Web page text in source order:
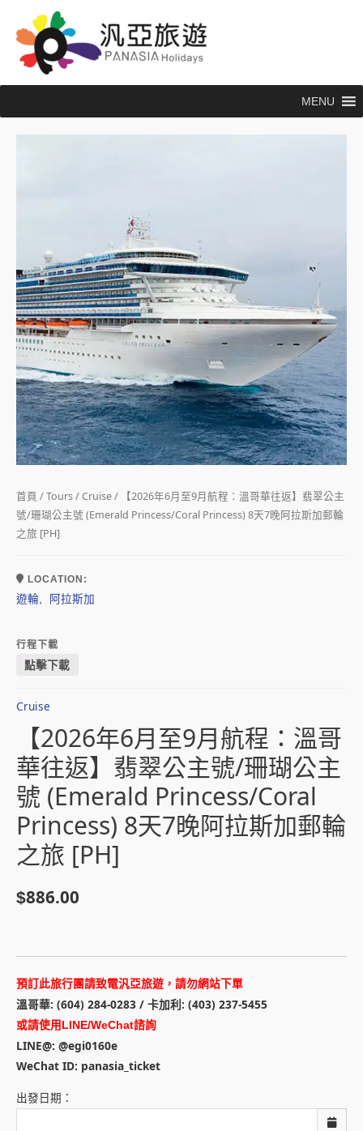
內
MENU
首頁 /Tours/Cruise/ 【2026年6月至9月航程：溫哥華往返】翡翠公主
號/珊瑚公主號 (Emerald Princess/Coral Princess) 8天7晚阿拉斯加郵輪
之旅 [PH]
LOCATION:
遊輪, 阿拉斯加
行程下載
點擊下載
Cruise
【2026年6月至9月航程：溫哥
華往返】翡翠公主號/珊瑚公主
號 (Emerald Princess/Coral
Princess) 8天7晚阿拉斯加郵輪
之旅 [PH]
$886.00
預訂此旅行團請致電汎亞旅遊，請勿網站下單
溫哥華: (604) 284-0283 / 卡加利: (403) 237-5455
或請使用LINE/WeChat諮詢
LINE@: @egi0160e
WeChat ID: panasia_ticket
出發日期：